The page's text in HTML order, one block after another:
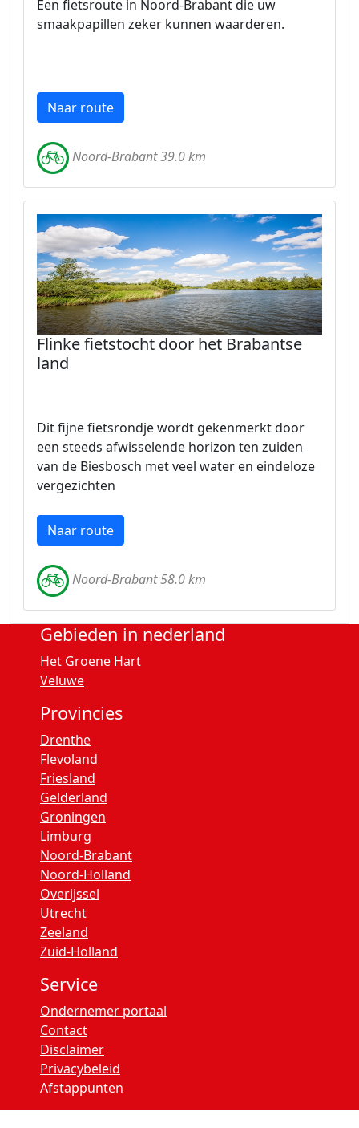
Een fietsroute in Noord-Brabant die uw
smaakpapillen zeker kunnen waarderen.
Naar route
Noord-Brabant 39.0 km
Flinke fietstocht door het Brabantse
land
Dit fijne fietsrondje wordt gekenmerkt door
een steeds afwisselende horizon ten zuiden
van de Biesbosch met veel water en eindeloze
vergezichten
Naar route
Noord-Brabant 58.0 km
Gebieden in nederland
Het Groene Hart
Veluwe
Provincies
Drenthe
Flevoland
Friesland
Gelderland
Groningen
Limburg
Noord-Brabant
Noord-Holland
Overijssel
Utrecht
Zeeland
Zuid-Holland
Service
Ondernemer portaal
Contact
Disclaimer
Privacybeleid
Afstappunten